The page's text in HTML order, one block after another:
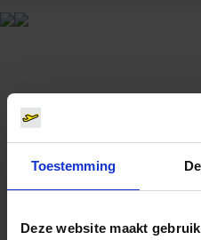
Toestemming
Deze website maakt